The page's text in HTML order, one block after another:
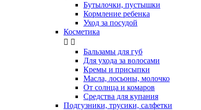
Бутылочки, пустышки
Кормление ребенка
Уход за посудой
Косметика
 
Бальзамы для губ
Для ухода за волосами
Кремы и присыпки
Масла, лосьоны, молочко
От солнца и комаров
Средства для купания
Подгузники, трусики, салфетки